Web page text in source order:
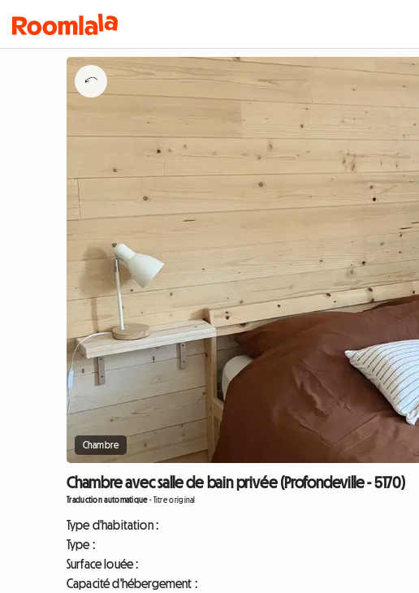
Chambre
Chambre avec salle de bain privée (Profondeville - 5170)
Traduction automatique-Titre original
Type d'habitation :
Type :
Surface louée :
Capacité d'hébergement :